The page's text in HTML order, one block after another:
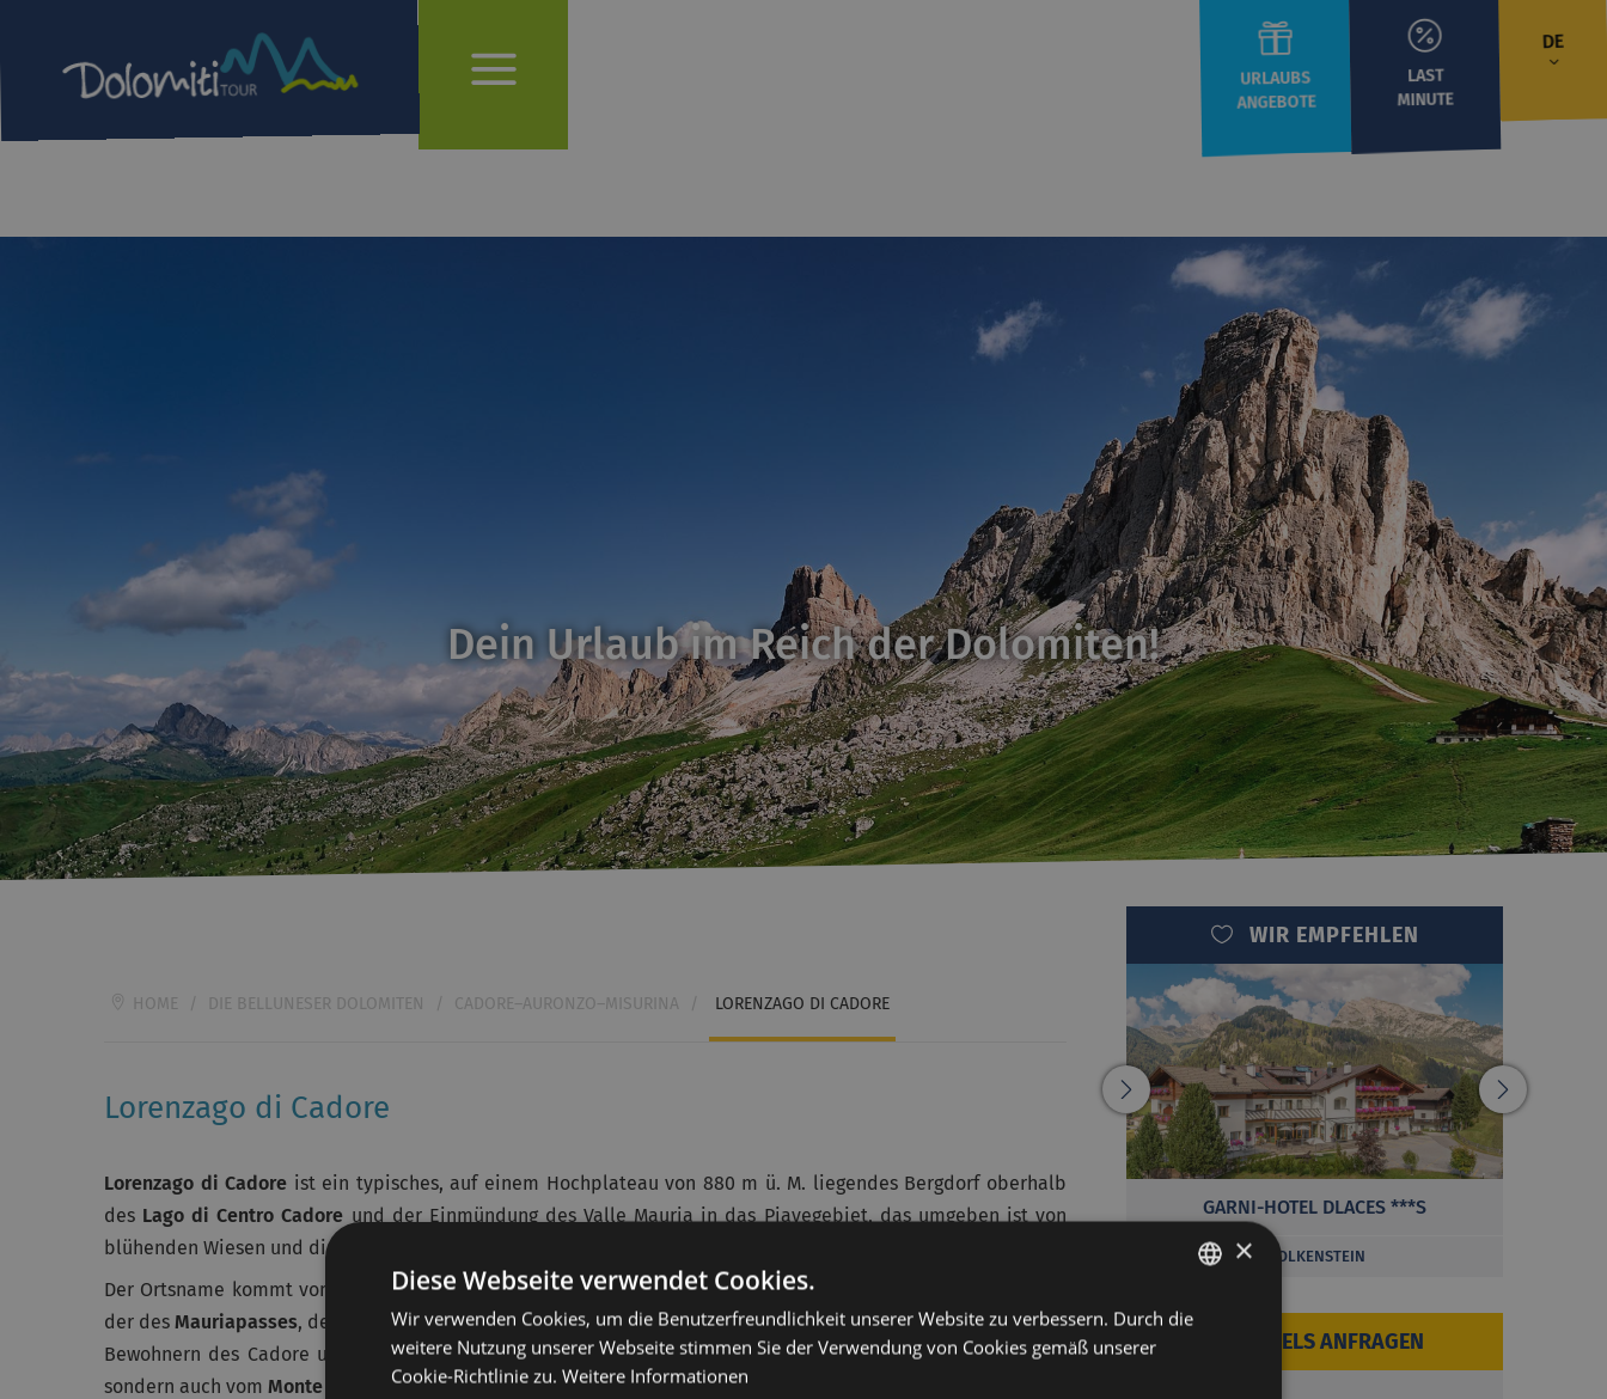
DE
URLAUBS
ANGEBOTE
LAST
MINUTE
Dein Urlaub im Reich der Dolomiten!
WIR EMPFEHLEN
GARNI-HOTEL DLACES ***S
WOLKENSTEIN
HOTELS ANFRAGEN
HOME / DIE BELLUNESER DOLOMITEN / CADORE–AURONZO–MISURINA / LORENZAGO DI CADORE
Lorenzago di Cadore
Lorenzago di Cadore ist ein typisches, auf einem Hochplateau von 880 m ü. M. liegendes Bergdorf oberhalb
des Lago di Centro Cadore und der Einmündung des Valle Mauria in das Piavegebiet, das umgeben ist von
blühenden Wiesen und dichten Wäldern.
Der Ortsname kommt vom Lateinischen „Laurentius” und die Geschichte dieses Ortes ist eng verbunden mit
der desMauriapasses, der Venetien mit dem Friaul verbindet und 1848 Schauplatz der Schlacht zwischen den
Bewohnern des Cadore und den Österreichern war. Doch bestimmt wird der Ort nicht nur vom Mauriapass,
sondern auch vom Monte Cridola , einem der höchsten Gipfel im Cadore und beliebtes Ziel von Bergsportlern.
ITALIAN
×
Diese Webseite verwendet Cookies.
Wir verwenden Cookies, um die Benutzerfreundlichkeit unserer Website zu verbessern. Durch die
weitere Nutzung unserer Webseite stimmen Sie der Verwendung von Cookies gemäß unserer
Cookie-Richtlinie zu. Weitere Informationen